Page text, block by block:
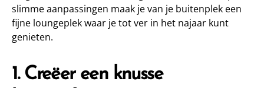
slimme aanpassingen maak je van je buitenplek een
fijne loungeplek waar je tot ver in het najaar kunt
genieten.
1. Creëer een knusse